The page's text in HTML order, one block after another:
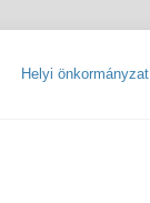
Helyi önkormányzat